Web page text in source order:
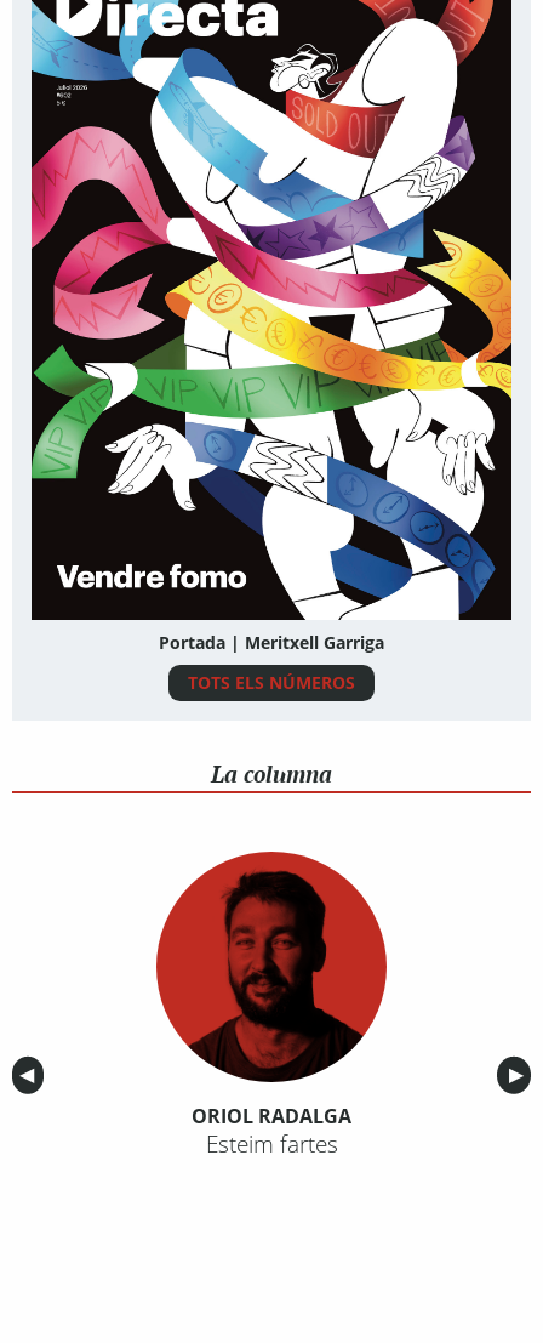
Portada | Meritxell Garriga
TOTS ELS NÚMEROS
La columna
Anterior
◀︎ ▶︎
ORIOL RADALGA
Esteim fartes